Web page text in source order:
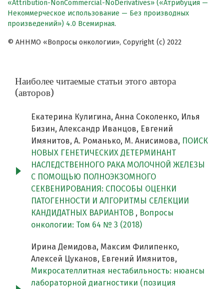
«Attribution-NonCommercial-NoDerivatives» («Атрибуция —
Некоммерческое использование — Без производных
произведений») 4.0 Всемирная.
© АННМО «Вопросы онкологии», Copyright (c) 2022
Наиболее читаемые статьи этого автора
(авторов)
Екатерина Кулигина, Анна Соколенко, Илья
Бизин, Александр Иванцов, Евгений
Имянитов, А. Романько, М. Анисимова, ПОИСК
НОВЫХ ГЕНЕТИЧЕСКИХ ДЕТЕРМИНАНТ
НАСЛЕДСТВЕННОГО РАКА МОЛОЧНОЙ ЖЕЛЕЗЫ
С ПОМОЩЬЮ ПОЛНОЭКЗОМНОГО
СЕКВЕНИРОВАНИЯ: СПОСОБЫ ОЦЕНКИ
ПАТОГЕННОСТИ И АЛГОРИТМЫ СЕЛЕКЦИИ
КАНДИДАТНЫХ ВАРИАНТОВ , Вопросы
онкологии: Том 64 № 3 (2018)
Ирина Демидова, Максим Филипенко,
Алексей Цуканов, Евгений Имянитов,
Микросателлитная нестабильность: нюансы
лабораторной диагностики (позиция